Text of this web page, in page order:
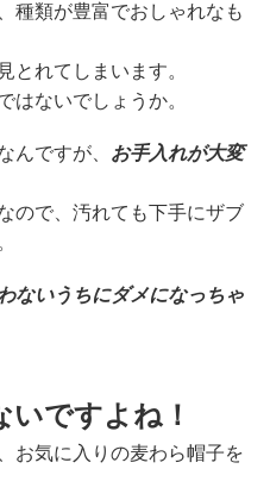
種類が豊富でおしゃれなも
とれてしまいます。
はないでしょうか。
んですが、 お手入れが大変
ので、汚れても下手にザブ
ないうちにダメになっちゃ
ですよね！
お気に入りの麦わら帽子を